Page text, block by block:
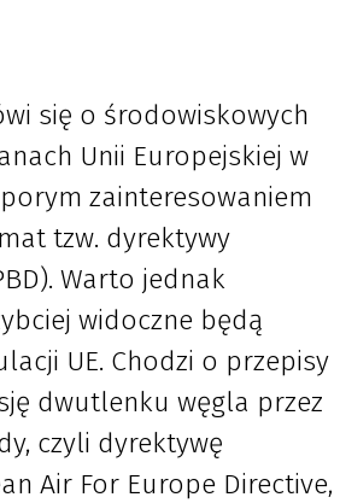
się o środowiskowych
Unii Europejskiej w
zainteresowaniem
tzw. dyrektywy
Warto jednak
widoczne będą
UE. Chodzi o przepisy
dwutlenku węgla przez
czyli dyrektywę
Air For Europe Directive,